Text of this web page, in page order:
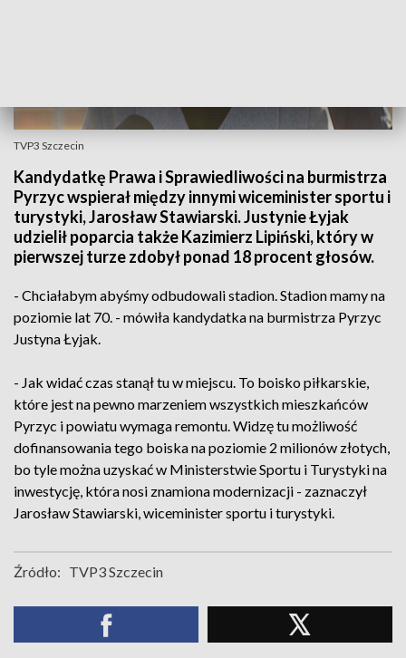
TVP3 Szczecin
Kandydatkę Prawa i Sprawiedliwości na burmistrza
Pyrzyc wspierał między innymi wiceminister sportu i
turystyki, Jarosław Stawiarski. Justynie Łyjak
udzielił poparcia także Kazimierz Lipiński, który w
pierwszej turze zdobył ponad 18 procent głosów.
- Chciałabym abyśmy odbudowali stadion. Stadion mamy na
poziomie lat 70. - mówiła kandydatka na burmistrza Pyrzyc
Justyna Łyjak.
- Jak widać czas stanął tu w miejscu. To boisko piłkarskie,
które jest na pewno marzeniem wszystkich mieszkańców
Pyrzyc i powiatu wymaga remontu. Widzę tu możliwość
dofinansowania tego boiska na poziomie 2 milionów złotych,
bo tyle można uzyskać w Ministerstwie Sportu i Turystyki na
inwestycję, która nosi znamiona modernizacji - zaznaczył
Jarosław Stawiarski, wiceminister sportu i turystyki.
Źródło: TVP3 Szczecin